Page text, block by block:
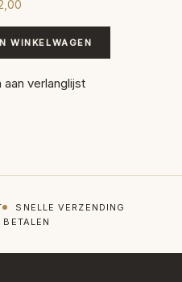
WINKELWAGEN
verlanglijst
SNELLE VERZENDING